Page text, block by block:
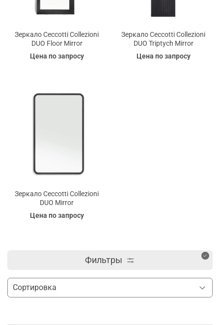
Зеркало Ceccotti Collezioni
DUO Floor Mirror
Цена по запросу
Зеркало Ceccotti Collezioni
DUO Triptych Mirror
Цена по запросу
Зеркало Ceccotti Collezioni
DUO Mirror
Цена по запросу
Фильтры